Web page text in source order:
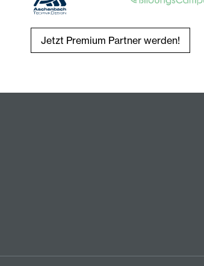
Jetzt Premium Partner werden!